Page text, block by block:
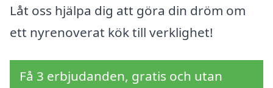
Låt oss hjälpa dig att göra din dröm om
ett nyrenoverat kök till verklighet!
Få 3 erbjudanden, gratis och utan